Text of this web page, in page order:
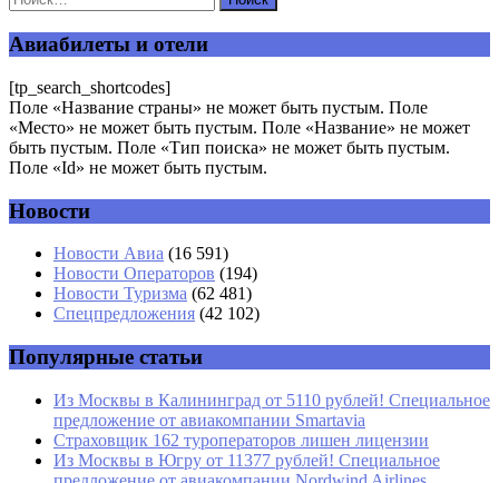
Ваш адрес email не будет опубликован.
Имя *
Email*
Авиабилеты и отели
[tp_search_shortcodes]
Поле «Название страны» не может быть пустым. Поле
«Место» не может быть пустым. Поле «Название» не может
быть пустым. Поле «Тип поиска» не может быть пустым.
Поле «Id» не может быть пустым.
Новости
Новости Авиа (16 591)
Новости Операторов (194)
Новости Туризма (62 481)
Спецпредложения (42 102)
Популярные статьи
Из Москвы в Калининград от 5110 рублей! Специальное
предложение от авиакомпании Smartavia
Страховщик 162 туроператоров лишен лицензии
Из Москвы в Югру от 11377 рублей! Специальное